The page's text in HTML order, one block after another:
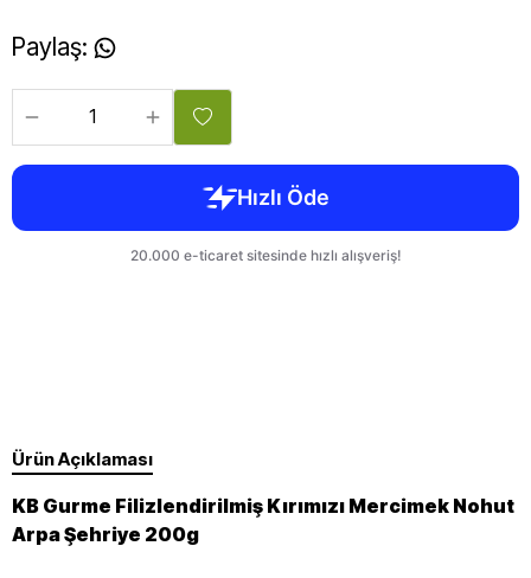
Paylaş:
Ürün Açıklaması
KB Gurme Filizlendirilmiş Kırımızı Mercimek Nohut
Arpa Şehriye 200g